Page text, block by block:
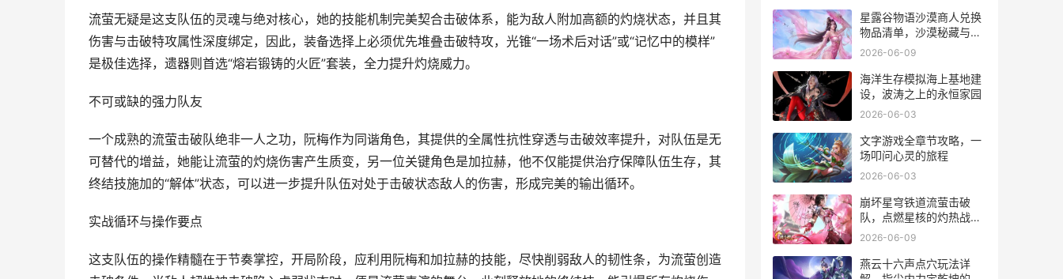
流萤无疑是这支队伍的灵魂与绝对核心，她的技能机制完美契合击破体系，能为敌人附加高额的灼烧状态，并且其
伤害与击破特攻属性深度绑定，因此，装备选择上必须优先堆叠击破特攻，光锥“一场术后对话”或“记忆中的模样”
是极佳选择，遗器则首选“熔岩锻铸的火匠”套装，全力提升灼烧威力。
不可或缺的强力队友
一个成熟的流萤击破队绝非一人之功，阮梅作为同谐角色，其提供的全属性抗性穿透与击破效率提升，对队伍是无
可替代的增益，她能让流萤的灼烧伤害产生质变，另一位关键角色是加拉赫，他不仅能提供治疗保障队伍生存，其
终结技施加的“解体”状态，可以进一步提升队伍对处于击破状态敌人的伤害，形成完美的输出循环。
实战循环与操作要点
这支队伍的操作精髓在于节奏掌控，开局阶段，应利用阮梅和加拉赫的技能，尽快削弱敌人的韧性条，为流萤创造
星露谷物语沙漠商人兑换
物品清单，沙漠秘藏与兑
换艺术
2026-06-09
海洋生存模拟海上基地建
设，波涛之上的永恒家园
2026-06-03
文字游戏全章节攻略，一
场叩问心灵的旅程
2026-06-03
崩坏星穹铁道流萤击破
队，点燃星核的灼热战歌
副标题
2026-06-09
燕云十六声点穴玩法详